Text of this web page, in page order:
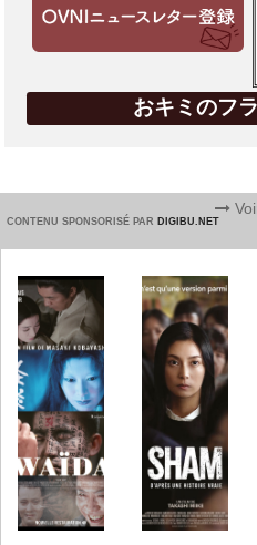
おキミのフ
CONTENU SPONSORISÉ PAR DIGIBU.NET